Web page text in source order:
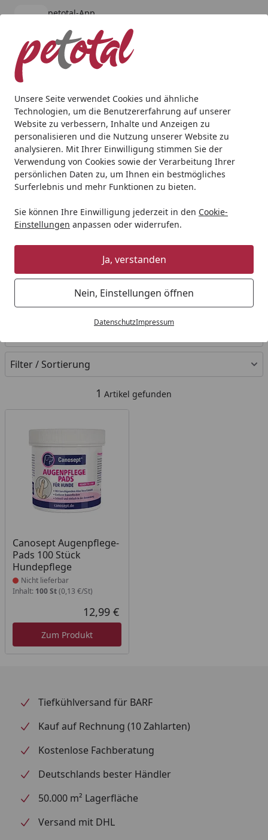
Unsere Seite verwendet Cookies und ähnliche
Technologien, um die Benutzererfahrung auf unserer
Website zu verbessern, Inhalte und Anzeigen zu
personalisieren und die Nutzung unserer Website zu
analysieren. Mit Ihrer Einwilligung stimmen Sie der
Verwendung von Cookies sowie der Verarbeitung Ihrer
persönlichen Daten zu, um Ihnen ein bestmögliches
Surferlebnis und mehr Funktionen zu bieten.
Sie können Ihre Einwilligung jederzeit in den Cookie-
Einstellungen anpassen oder widerrufen.
Ja, verstanden
Nein, Einstellungen öffnen
DatenschutzImpressum
petotal-App
kostenlos - Im App Store
Alle Produkte
Mein Konto
Suchen
Augenpflege
Startseite
Hundepflege & Schutz Augenpflege
Ihre Artikelübersicht
Filter / Sortierung
1 Artikel gefunden
Canosept Augenpflege-
Pads 100 Stück
Hundepflege
Produkt nicht lieferbar
Nicht lieferbar
Inhalt: 100 St(0,13 €/St)
Aktueller Preis
12,99 €
Zum Produkt
Tiefkühlversand für BARF
Kauf auf Rechnung (10 Zahlarten)
Kostenlose Fachberatung
Deutschlands bester Händler
50.000 m² Lagerfläche
Versand mit DHL